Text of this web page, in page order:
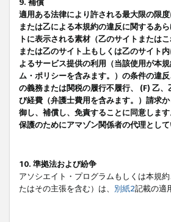
9. 補償
適用ある法律により許される最大限の限
または乙による本規約の違反に関するあ
トに表示される素材（乙のサイトまたは
または乙のサイト上もしくは乙のサイト
よるサービス提供の利用（当該使用が本
ム・ポリシーを含みます。）の条件の違
の義務または関税の履行不履行、 (F) 乙
び経費（弁護士費用を含みます。）請求
御し、補償し、免責することに同意しま
保護のためにアマゾン関係者の代理とし
10. 準拠法および紛争
アソシエイト・プログラムもしくは本規
たはその主張を含む）は、 別紙2記載の適